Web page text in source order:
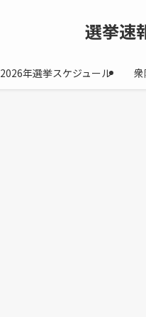
選挙速
2026年選挙スケジュール